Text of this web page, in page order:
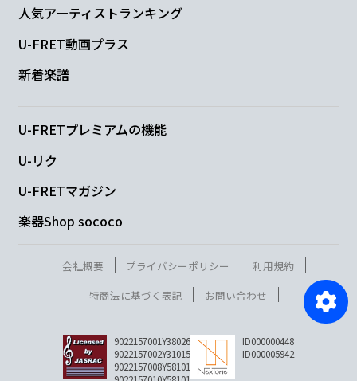
人気アーティストランキング
U-FRET動画プラス
新着楽譜
U-FRETプレミアムの機能
U-リク
U-FRETマガジン
楽器Shop sococo
会社概要 プライバシーポリシー
利用規約
特商法に基づく表記
お問い合わせ
9022157001Y38026
9022157002Y31015
9022157008Y58101
ID000000448
ID000005942